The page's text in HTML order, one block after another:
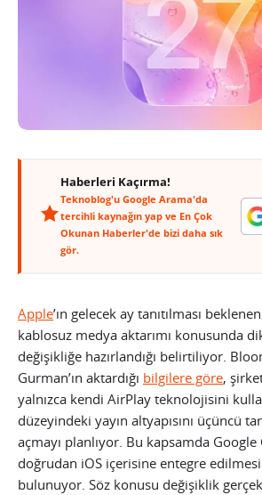
Haberleri Kaçırma!
Teknoblog'u Google Arama'da
tercihli kaynağın yap ve En Çok
Okunan Haberler'de bizi daha sık
gör.
Apple’ın gelecek ay tanıtılması
kablosuz medya aktarımı konusunda
değişikliğe hazırlandığı belirtiliyor.
Gurman’ın aktardığı bilgilere göre,
yalnızca kendi AirPlay teknolojisini
düzeyindeki yayın altyapısını üçüncü
açmayı planlıyor. Bu kapsamda Google
doğrudan iOS içerisine entegre
bulunuyor. Söz konusu değişiklik